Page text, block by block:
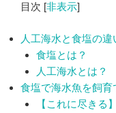
目次 [非表示]
人工海水と食塩の違
食塩とは？
人工海水とは？
食塩で海水魚を飼育
【これに尽きる